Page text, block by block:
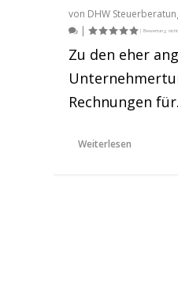
Der
Gepostet vonDHW
von DHW
|
Zu den eher
Rechnungen
Weiterlesen